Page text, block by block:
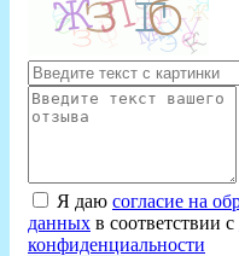
Я даю согласие на
данных в соответствии с
конфиденциальности